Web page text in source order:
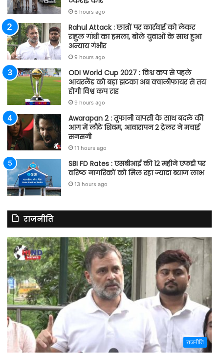
6 hours ago
Rahul Attack : छात्रों पर कार्रवाई को लेकर
राहुल गांधी का हमला, बोले युवाओं के साथ हुआ
अन्याय गंभीर
9 hours ago
ODI World Cup 2027 : विश्व कप से पहले
आयरलैंड को बड़ा झटका अब क्वालीफायर से तय
होगी विश्व कप राह
9 hours ago
Awarapan 2 : तूफानी वापसी के साथ बदले की
आग में लौटे शिवम, आवारापन 2 ट्रेलर ने मचाई
सनसनी
11 hours ago
SBI FD Rates : एसबीआई की 12 महीने एफडी पर
वरिष्ठ नागरिकों को मिल रहा ज्यादा ब्याज लाभ
13 hours ago
राजनीति
राजनीति